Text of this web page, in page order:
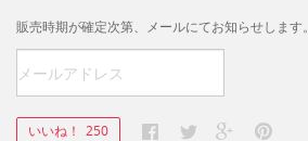
販売時期が確定次第、メールにてお知らせします。
いいね！ 250